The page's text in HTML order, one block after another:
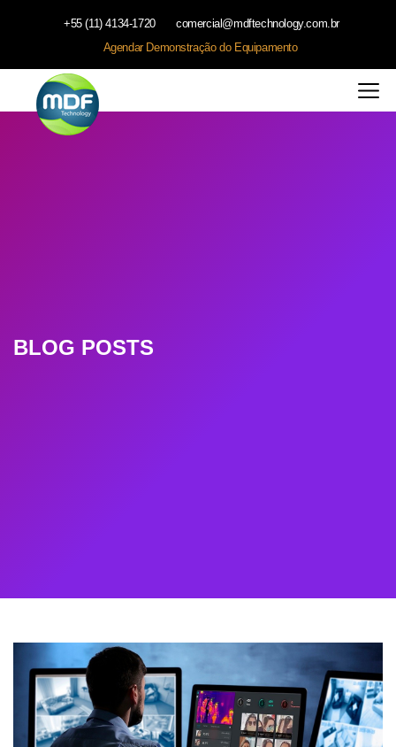
+55 (11) 4134-1720
comercial@mdftechnology.com.br
Agendar Demonstração do Equipamento
BLOG POSTS